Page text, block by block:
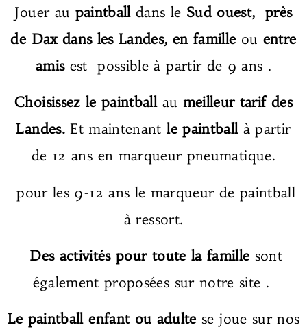
Jouer au paintballdans le Sud ouest, près
de Dax dans les Landes, en famille ou entre
amis est possible à partir de 9 ans .
Choisissez le paintballau meilleur tarif des
Landes.Et maintenant le paintball à partir
de 12 ans en marqueur pneumatique.
pour les 9-12 ans le marqueur de paintball
à ressort.
Des activités pour toute la famille sont
également proposées sur notre site .
Le paintball enfantou adulte se joue sur nos